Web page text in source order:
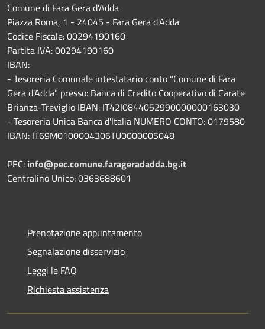
Comune di Fara Gera d'Adda
Piazza Roma, 1 - 24045 - Fara Gera d'Adda
Codice Fiscale: 00294190160
Partita IVA: 00294190160
IBAN:
- Tesoreria Comunale intestatario conto "Comune di Fara
Gera d'Adda" presso: Banca di Credito Cooperativo di Carate
Brianza-Treviglio IBAN: IT42I0844052990000000163030
- Tesoreria Unica Banca d'Italia NUMERO CONTO: 0179580
IBAN: IT69M0100004306TU0000005048
PEC: info@pec.comune.farageradadda.bg.it
Centralino Unico: 0363688601
Prenotazione appuntamento
Segnalazione disservizio
Leggi le FAQ
Richiesta assistenza